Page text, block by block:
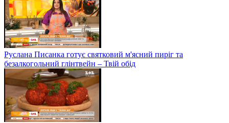
Руслана Писанка готує святковий м'ясний пиріг та
безалкогольний глінтвейн – Твій обід